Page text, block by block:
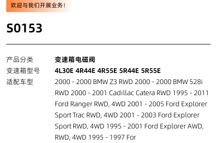
欢迎与我们开展业务！
S0153
产品分类
变速箱电磁阀
变速箱型号
4L30E 4R44E 4R55E 5R44E 5R55E
适配车型
2000 - 2000 BMW Z3 RWD 2000 - 2000 BMW 528i
RWD 2000 - 2001 Cadillac Catera RWD 1995 - 2011
Ford Ranger RWD, 4WD 2001 - 2005 Ford Explorer
Sport Trac RWD, 4WD 2001 - 2003 Ford Explorer
Sport RWD, 4WD 1995 - 2001 Ford Explorer AWD,
RWD, 4WD 1995 - 1997 For